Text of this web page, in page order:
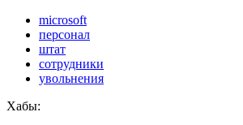
microsoft
персонал
штат
сотрудники
увольнения
Хабы: